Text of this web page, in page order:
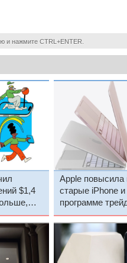
нажмите CTRL+ENTER.
$1,4
Apple
старые iPhone
программе